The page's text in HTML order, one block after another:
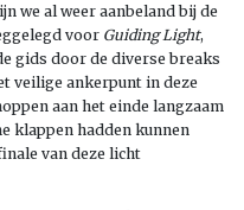
we al weer aanbeland bij de
voor Guiding Light,
gids door de diverse breaks
veilige ankerpunt in deze
aan het einde langzaam
klappen hadden kunnen
van deze licht